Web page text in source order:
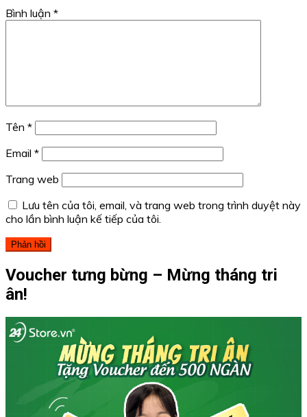
Bình luận *
Tên *
Email *
Trang web
Lưu tên của tôi, email, và trang web trong trình duyệt này
cho lần bình luận kế tiếp của tôi.
Voucher tưng bừng – Mừng tháng tri
ân!